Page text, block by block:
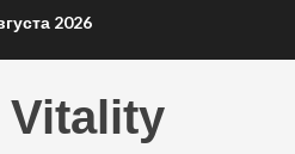
2026
Vitality